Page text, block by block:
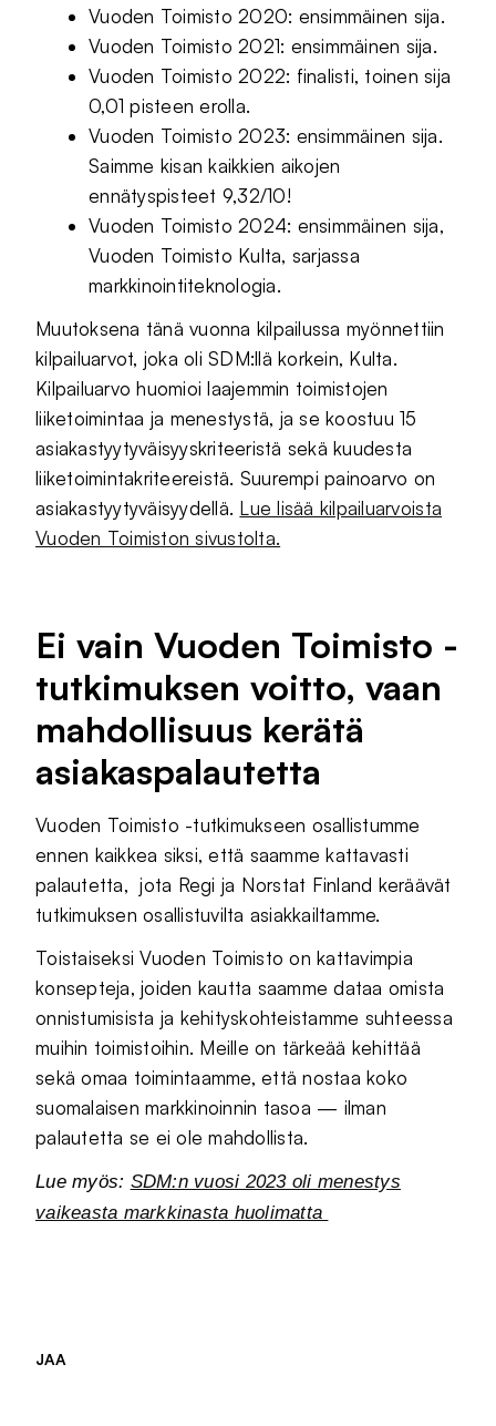
Vuoden Toimisto 2020: ensimmäinen sija.
Vuoden Toimisto 2021: ensimmäinen sija.
Vuoden Toimisto 2022: finalisti, toinen sija
0,01 pisteen erolla.
Vuoden Toimisto 2023: ensimmäinen sija.
Saimme kisan kaikkien aikojen
ennätyspisteet 9,32/10!
Vuoden Toimisto 2024: ensimmäinen sija,
Vuoden Toimisto Kulta, sarjassa
markkinointiteknologia.
Muutoksena tänä vuonna kilpailussa myönnettiin
kilpailuarvot, joka oli SDM:llä korkein, Kulta.
Kilpailuarvo huomioi laajemmin toimistojen
liiketoimintaa ja menestystä, ja se koostuu 15
asiakastyytyväisyyskriteeristä sekä kuudesta
liiketoimintakriteereistä. Suurempi painoarvo on
asiakastyytyväisyydellä. Lue lisää kilpailuarvoista
Vuoden Toimiston sivustolta.
Ei vain Vuoden Toimisto -
tutkimuksen voitto, vaan
mahdollisuus kerätä
asiakaspalautetta
Vuoden Toimisto -tutkimukseen osallistumme
ennen kaikkea siksi, että saamme kattavasti
palautetta, jota Regi ja Norstat Finland keräävät
tutkimuksen osallistuvilta asiakkailtamme.
Toistaiseksi Vuoden Toimisto on kattavimpia
konsepteja, joiden kautta saamme dataa omista
onnistumisista ja kehityskohteistamme suhteessa
muihin toimistoihin. Meille on tärkeää kehittää
sekä omaa toimintaamme, että nostaa koko
suomalaisen markkinoinnin tasoa — ilman
palautetta se ei ole mahdollista.
Lue myös: SDM:n vuosi 2023 oli menestys
vaikeasta markkinasta huolimatta
JAA